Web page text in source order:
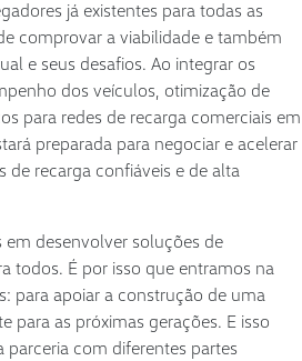
já existentes para todas as
comprovar a viabilidade e também
e seus desafios. Ao integrar os
dos veículos, otimização de
para redes de recarga comerciais em
preparada para negociar e acelerar
de recarga confiáveis e de alta
desenvolver soluções de
todos. É por isso que entramos na
para apoiar a construção de uma
para as próximas gerações. E isso
com diferentes partes